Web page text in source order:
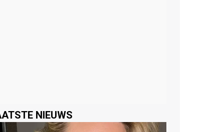
NIEUWS